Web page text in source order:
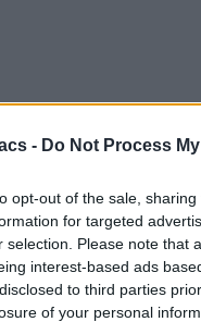
- Do Not Process
opt-out of the sale,
for targeted
selection. Please note that
interest-based ads
to third parties
of your personal